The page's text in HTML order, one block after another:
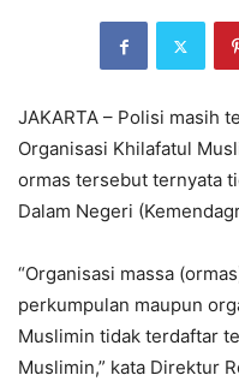
JAKARTA – Polisi masih
Organisasi Khilafatul
ormas tersebut ternyata
Dalam Negeri
“Organisasi massa
perkumpulan maupun
Muslimin tidak terdaftar
Muslimin,” kata Direktur